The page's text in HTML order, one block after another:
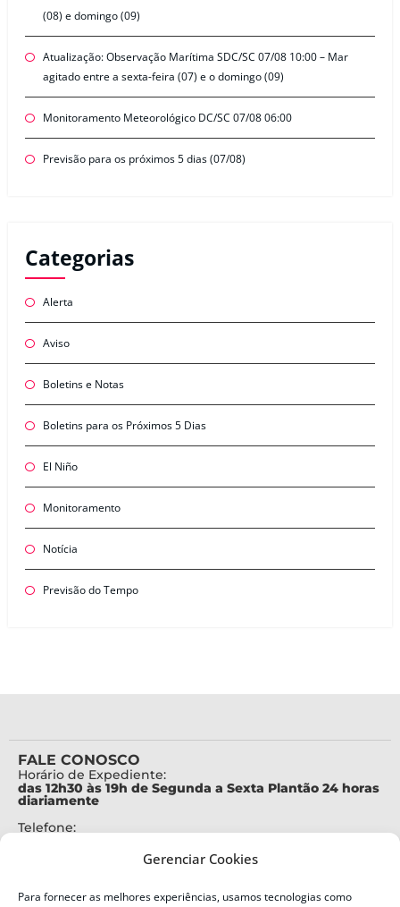
Gerenciar Cookies
Para fornecer as melhores experiências, usamos tecnologias como
(08) e domingo (09)
Atualização: Observação Marítima SDC/SC 07/08 10:00 – Mar
agitado entre a sexta-feira (07) e o domingo (09)
Monitoramento Meteorológico DC/SC 07/08 06:00
Previsão para os próximos 5 dias (07/08)
Categorias
Alerta
Aviso
Boletins e Notas
Boletins para os Próximos 5 Dias
El Niño
Monitoramento
Notícia
Previsão do Tempo
FALE CONOSCO
Horário de Expediente:
das 12h30 às 19h de Segunda a Sexta Plantão 24 horas
diariamente
Telefone: